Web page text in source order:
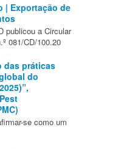
| Exportação de
publicou a Circular
081/CD/100.20
das práticas
do
se como um